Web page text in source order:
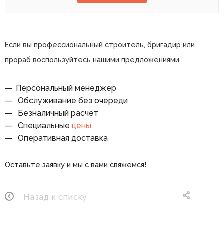
Если вы профессиональный строитель, бригадир или
прораб воспользуйтесь нашими предложениями.
Персональный менеджер
Обслуживание без очереди
Безналичный расчет
Специальные цены
Оперативная доставка
Оставьте заявку и мы с вами свяжемся!
Назад к списку